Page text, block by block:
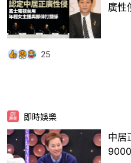
廣性
25
即時娛樂
中居